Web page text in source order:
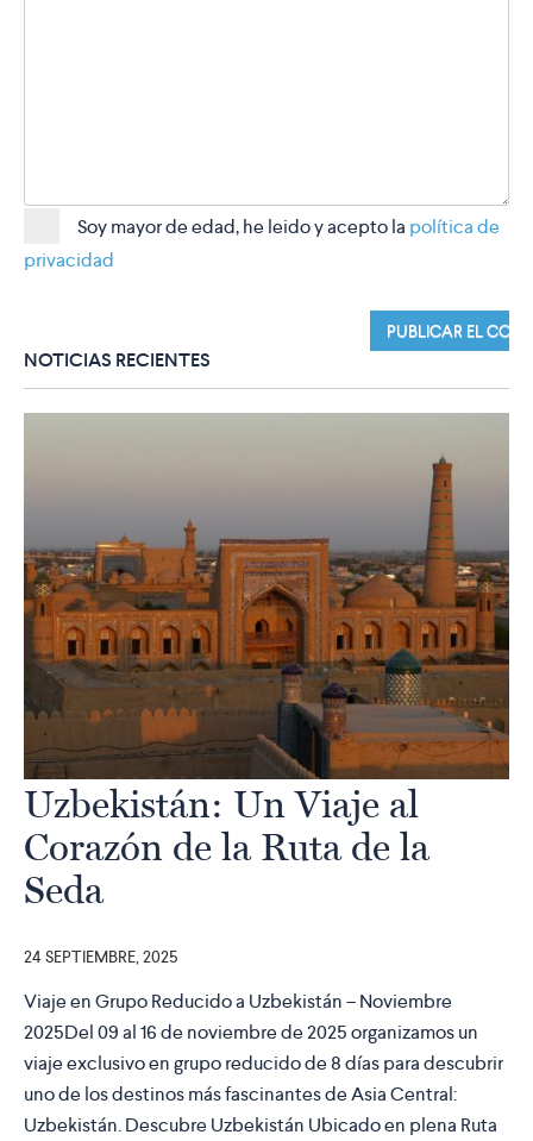
Soy mayor de edad, he leido y acepto la política de
privacidad
NOTICIAS RECIENTES
Uzbekistán: Un Viaje al
Corazón de la Ruta de la
Seda
24 SEPTIEMBRE, 2025
Viaje en Grupo Reducido a Uzbekistán – Noviembre
2025Del 09 al 16 de noviembre de 2025 organizamos un
viaje exclusivo en grupo reducido de 8 días para descubrir
uno de los destinos más fascinantes de Asia Central:
Uzbekistán. Descubre Uzbekistán Ubicado en plena Ruta